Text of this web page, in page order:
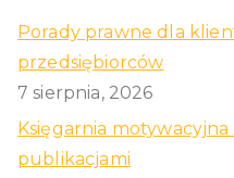
Porady prawne dla
przedsiębiorców
7 sierpnia, 2026
Księgarnia
publikacjami